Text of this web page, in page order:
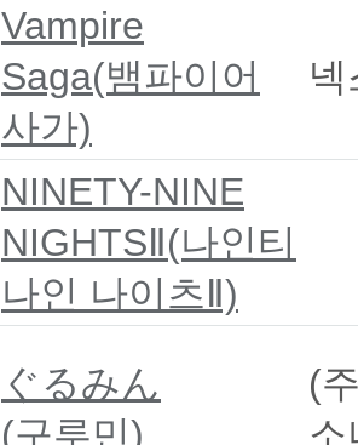
Vampire
Saga(뱀파이어
사가)
NINETY-NINE
NIGHTSⅡ(나인티
나인 나이츠Ⅱ)
ぐるみん
(구루민)
(